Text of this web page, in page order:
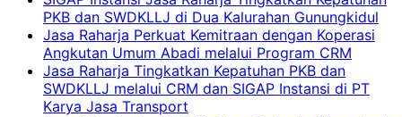
PKB dan SWDKLLJ di Dua Kalurahan Gunungkidul
Jasa Raharja Perkuat Kemitraan dengan Koperasi
Angkutan Umum Abadi melalui Program CRM
Jasa Raharja Tingkatkan Kepatuhan PKB dan
SWDKLLJ melalui CRM dan SIGAP Instansi di PT
Karya Jasa Transport